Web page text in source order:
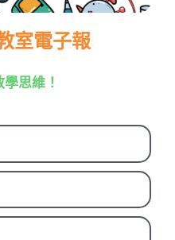
室電子報
思維！